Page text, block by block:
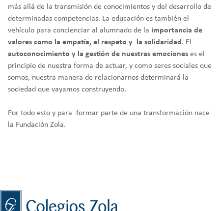
más allá de la transmisión de conocimientos y del desarrollo de
determinadas competencias. La educación es también el
vehículo para concienciar al alumnado de la importancia de
valores como la empatía, el respeto y la solidaridad . El
autoconocimiento y la gestión de nuestras emociones es el
principio de nuestra forma de actuar, y como seres sociales que
somos, nuestra manera de relacionarnos determinará la
sociedad que vayamos construyendo.
Por todo esto y para formar parte de una transformación nace
la Fundación Zola.